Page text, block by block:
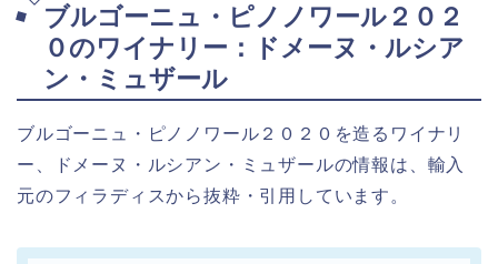
ブルゴーニュ・ピノノワール２０２
０のワイナリー：ドメーヌ・ルシア
ン・ミュザール
ブルゴーニュ・ピノノワール２０２０を造るワイナリ
ー、ドメーヌ・ルシアン・ミュザールの情報は、輸入
元のフィラディスから抜粋・引用しています。